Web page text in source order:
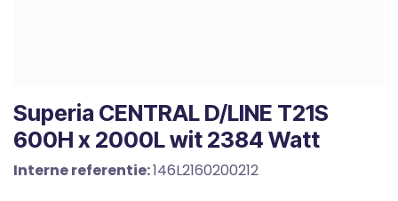
Superia CENTRAL D/LINE T21S
600H x 2000L wit 2384 Watt
Interne referentie:146L2160200212